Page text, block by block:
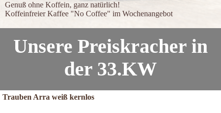
Genuß ohne Koffein, ganz natürlich!
Koffeinfreier Kaffee "No Coffee" im Wochenangebot
Unsere Preiskracher in
der 33.KW
Trauben Arra weiß kernlos